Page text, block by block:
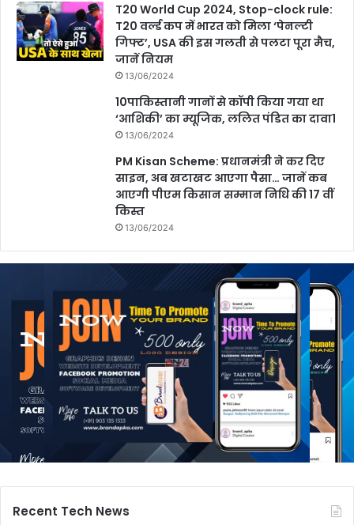
T20 World Cup 2024, Stop-clock rule:
T20 वर्ल्ड कप में भारत को म‍िला ‘पेनल्टी
ग‍िफ्ट’, USA की इस गलती से पलटा पूरा मैच,
जानें नियम
13/06/2024
10पाकिस्तानी गानों से कॉपी किया गया था
‘आशिकी’ का म्यूजिक, ललित पंडित का दावा1
13/06/2024
PM Kisan Scheme: प्रधानमंत्री ने कर दिए
साइन, अब खटाखट आएगा पैसा… जानें कब
आएगी पीएम किसान सम्मान निधि की 17 वीं
किस्त
13/06/2024
Recent Tech News